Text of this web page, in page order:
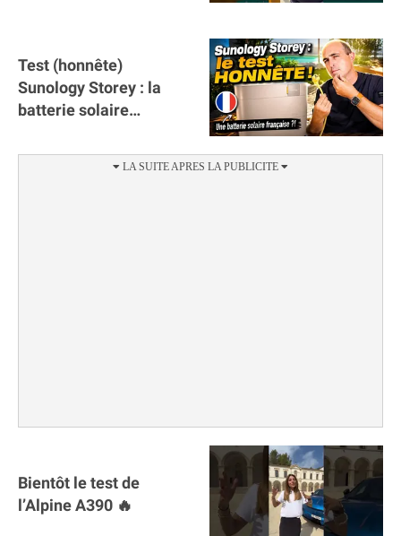
Test (honnête)
Sunology Storey : la
batterie solaire
Bientôt le test de
l’Alpine A390 🔥